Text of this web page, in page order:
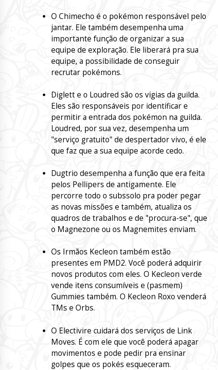
O Chimecho é o pokémon responsável pelo
jantar. Ele também desempenha uma
importante função de organizar a sua
equipe de exploração. Ele liberará pra sua
equipe, a possibilidade de conseguir
recrutar pokémons.
Diglett e o Loudred são os vigias da guilda.
Eles são responsáveis por identificar e
permitir a entrada dos pokémon na guilda.
Loudred, por sua vez, desempenha um
"serviço gratuito" de despertador vivo, é ele
que faz que a sua equipe acorde cedo.
Dugtrio desempenha a função que era feita
pelos Pellipers de antigamente. Ele
percorre todo o subssolo pra poder pegar
as novas missões e também, atualiza os
quadros de trabalhos e de "procura-se", que
o Magnezone ou os Magnemites enviam.
Os Irmãos Kecleon também estão
presentes em PMD2. Você poderá adquirir
novos produtos com eles. O Kecleon verde
vende itens consumíveis e (pasmem)
Gummies também. O Kecleon Roxo venderá
TMs e Orbs.
O Electivire cuidará dos serviços de Link
Moves. É com ele que você poderá apagar
movimentos e pode pedir pra ensinar
golpes que os pokés esqueceram.